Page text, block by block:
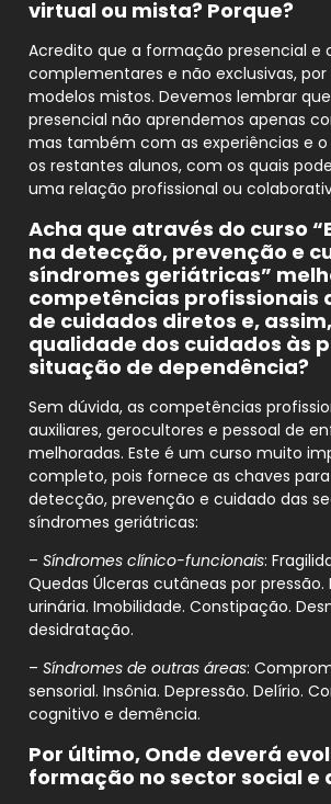
virtual ou mista? Porque?
Acredito que a formação presencial e
complementares e não exclusivas,
modelos mistos. Devemos lembrar
presencial não aprendemos apenas
mas também com as experiências e
os restantes alunos, com os quais
uma relação profissional ou
Acha que através do curso
na detecção, prevenção e
síndromes geriátricas”
competências profissionais
de cuidados diretos e,
qualidade dos cuidados às
situação de dependência?
Sem dúvida, as competências
auxiliares, gerocultores e pessoal de
melhoradas. Este é um curso muito
completo, pois fornece as chaves
detecção, prevenção e cuidado das
síndromes geriátricas:
– Síndromes clínico-funcionais:
Quedas Úlceras cutâneas por
urinária. Imobilidade. Constipação.
desidratação.
– Síndromes de outras áreas:
sensorial. Insônia. Depressão. Delírio.
cognitivo e demência.
Por último, Onde deverá
formação no sector social e